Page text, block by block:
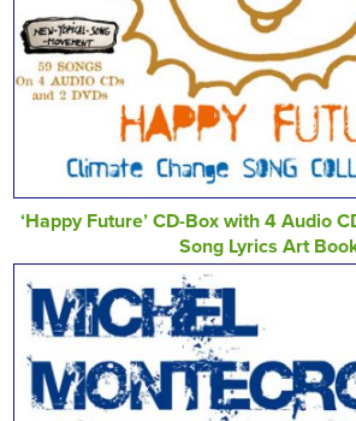
‘Happy Future’ CD-Box with 4 Audio
Song Lyrics Art